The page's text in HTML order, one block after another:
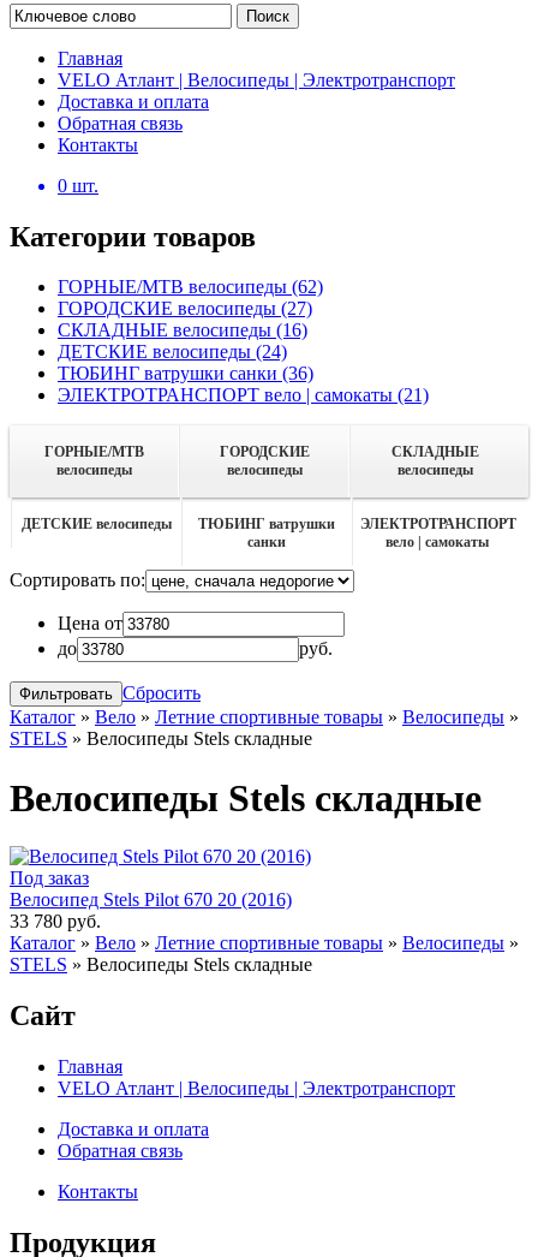
Поиск
Главная
VELO Атлант | Велосипеды | Электротранспорт
Доставка и оплата
Обратная связь
Контакты
0 шт.
Категории товаров
ГОРНЫЕ/MTB велосипеды (62)
ГОРОДСКИЕ велосипеды (27)
СКЛАДНЫЕ велосипеды (16)
ДЕТСКИЕ велосипеды (24)
ТЮБИНГ ватрушки санки (36)
ЭЛЕКТРОТРАНСПОРТ вело | самокаты (21)
ГОРНЫЕ/MTB
велосипеды
ГОРОДСКИЕ
велосипеды
СКЛАДНЫЕ
велосипеды
ДЕТСКИЕ велосипеды
ТЮБИНГ ватрушки
санки
ЭЛЕКТРОТРАНСПОРТ
вело | самокаты
Сортировать по:
Цена от
до
руб.
Сбросить
Каталог » Вело » Летние спортивные товары » Велосипеды »
STELS » Велосипеды Stels складные
Велосипеды Stels складные
Под заказ
Велосипед Stels Pilot 670 20 (2016)
33 780 руб.
Каталог » Вело » Летние спортивные товары » Велосипеды »
STELS » Велосипеды Stels складные
Сайт
Главная
VELO Атлант | Велосипеды | Электротранспорт
Доставка и оплата
Обратная связь
Контакты
Продукция